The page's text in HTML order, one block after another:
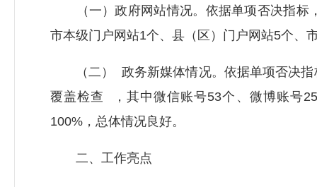
（一）政府网站情况。依据单项否决指标
市本级门户网站1个、县（区）门户网站5个、
（二） 政务新媒体情况。依据单项否决指
覆盖检查 ，其中微信账号53个、微博账号
100%，总体情况良好。
二、工作亮点